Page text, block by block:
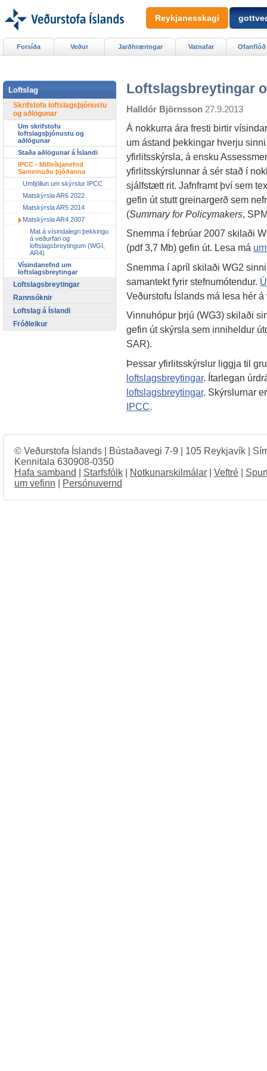
Loftslagsbreytingar
Halldór Björnsson 27.9.2013
Á nokkurra ára fresti birtir
um ástand þekkingar hverju
yfirlitsskýrsla, á ensku
yfirlitsskýrslunnar á sér stað í
sjálfstætt rit. Jafnframt því sem
gefin út stutt greinargerð sem
(Summary for Policymakers,
Snemma í febrúar 2007 skilaði
(pdf 3,7 Mb) gefin út. Lesa má
Snemma í apríl skilaði WG2
samantekt fyrir stefnumótendur.
Veðurstofu Íslands má lesa hér á
Vinnuhópur þrjú (WG3) skilaði
gefin út skýrsla sem inniheldur
SAR).
Þessar yfirlitsskýrslur liggja til
loftslagsbreytingar. Ítarlegan
loftslagsbreytingar. Skýrslurnar
IPCC.
Forsíða Veður Jarðhræringar Vatnafar Ofanflóð
Loftslag
Skrifstofa loftslagsþjónustu
og aðlögunar
Um skrifstofu
loftslagsþjónustu og
aðlögunar
Staða aðlögunar á Íslandi
IPCC - Milliríkjanefnd
Sameinuðu þjóðanna
Umfjöllun um skýrslur IPCC
Matskýrsla AR6 2022
Matskýrsla AR5 2014
Matskýrsla AR4 2007
Mat á vísindalegri þekkingu
á veðurfari og
loftslagsbreytingum (WGI,
AR4)
Vísindanefnd um
loftslagsbreytingar
Loftslagsbreytingar
Rannsóknir
Loftslag á Íslandi
Fróðleikur
Reykjanesskagi
© Veðurstofa Íslands | Bústaðavegi 7-9 | 105 Reykjavík |
Kennitala 630908-0350
Hafa samband
Starfsfólk Notkunarskilmálar Veftré
um vefinn
Persónuvernd